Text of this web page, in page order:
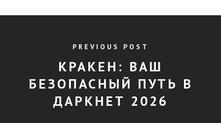
PREVIOUS POST
КРАКЕН: ВАШ
БЕЗОПАСНЫЙ ПУТЬ В
ДАРКНЕТ 2026